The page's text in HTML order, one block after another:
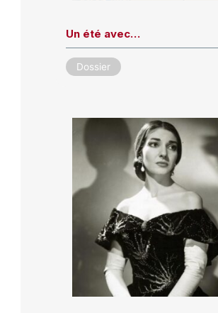
Un été avec…
Dossier